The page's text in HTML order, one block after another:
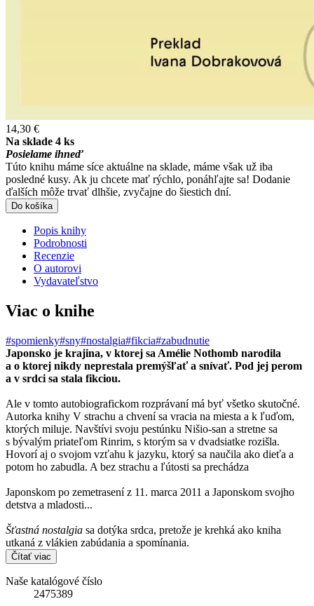
14,30 €
Na sklade 4 ks
Posielame ihneď
Túto knihu máme síce aktuálne na sklade, máme však už iba
posledné kusy. Ak ju chcete mať rýchlo, ponáhľajte sa! Dodanie
ďalších môže trvať dlhšie, zvyčajne do šiestich dní.
Do košíka
Popis knihy
Podrobnosti
Recenzie
O autorovi
Vydavateľstvo
Viac o knihe
#spomienky#sny#nostalgia#fikcia#zabudnutie
Japonsko je krajina, v ktorej sa Amélie Nothomb narodila
a o ktorej nikdy neprestala premýšľať a snívať. Pod jej perom
a v srdci sa stala fikciou.
Ale v tomto autobiografickom rozprávaní má byť všetko skutočné.
Autorka knihy V strachu a chvení sa vracia na miesta a k ľuďom,
ktorých miluje. Navštívi svoju pestúnku Nišio-san a stretne sa
s bývalým priateľom Rinrim, s ktorým sa v dvadsiatke rozišla.
Hovorí aj o svojom vzťahu k jazyku, ktorý sa naučila ako dieťa a
potom ho zabudla. A bez strachu a ľútosti sa prechádza
Japonskom po zemetrasení z 11. marca 2011 a Japonskom svojho
detstva a mladosti...
Šťastná nostalgia sa dotýka srdca, pretože je krehká ako kniha
utkaná z vlákien zabúdania a spomínania.
Čítať viac
Naše katalógové číslo
2475389